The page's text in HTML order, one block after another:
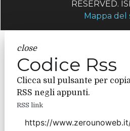
RESERVED.
Mappa del
close
Codice Rss
Clicca sul pulsante per
RSS negli appunti.
RSS link